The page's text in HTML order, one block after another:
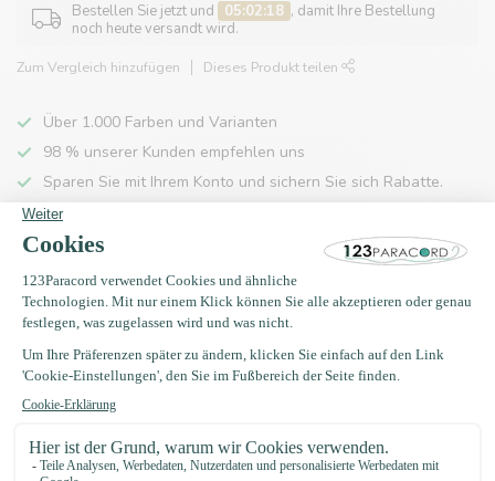
Bestellen Sie jetzt und 05:02:18 , damit Ihre Bestellung
noch heute versandt wird.
Zum Vergleich hinzufügen Dieses Produkt teilen
Über 1.000 Farben und Varianten
98 % unserer Kunden empfehlen uns
Sparen Sie mit Ihrem Konto und sichern Sie sich Rabatte.
Kostenlose Lieferung nach Hause ab 150 €
Produktbeschreibung
Eigenschaften
Zuletzt angesehen